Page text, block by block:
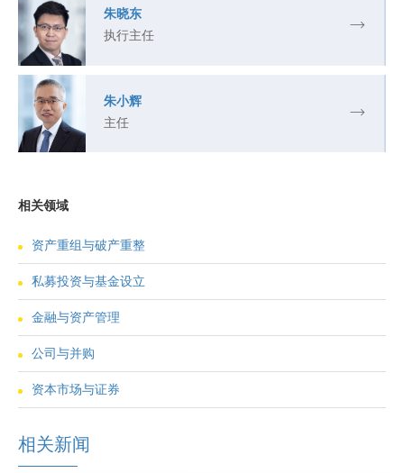
朱晓东
执行主任
朱小辉
主任
相关领域
资产重组与破产重整
私募投资与基金设立
金融与资产管理
公司与并购
资本市场与证券
相关新闻